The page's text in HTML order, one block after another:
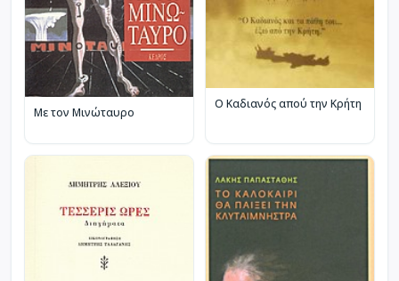
Με τον Μινώταυρο
Ο Καδιανός απού την Κρήτη